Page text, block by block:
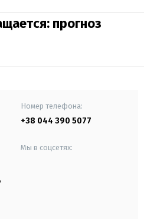
прогноз
Номер телефона:
+38 044 390 5077
Мы в соцсетях: